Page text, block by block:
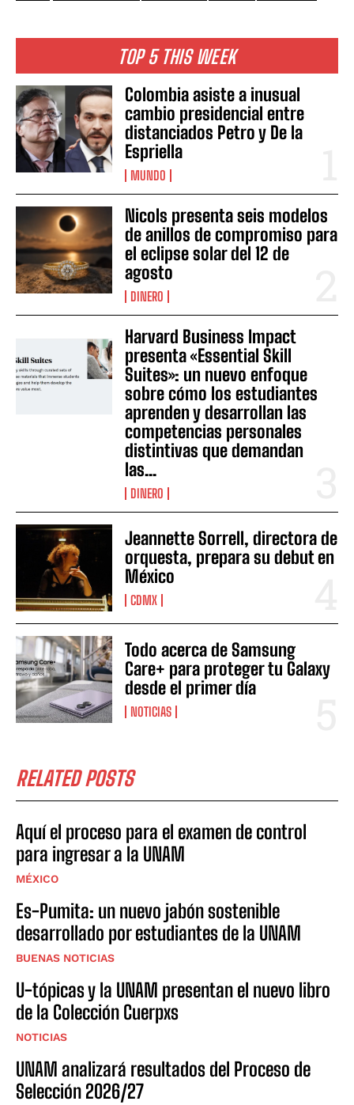
TOP 5 THIS WEEK
Colombia asiste a inusual
cambio presidencial entre
distanciados Petro y De la
Espriella
MUNDO
Nicols presenta seis modelos
de anillos de compromiso para
el eclipse solar del 12 de
agosto
DINERO
Harvard Business Impact
presenta «Essential Skill
Suites»: un nuevo enfoque
sobre cómo los estudiantes
aprenden y desarrollan las
competencias personales
distintivas que demandan
las...
DINERO
Jeannette Sorrell, directora de
orquesta, prepara su debut en
México
CDMX
Todo acerca de Samsung
Care+ para proteger tu Galaxy
desde el primer día
NOTICIAS
RELATED POSTS
Aquí el proceso para el examen de control
para ingresar a la UNAM
MÉXICO
Es-Pumita: un nuevo jabón sostenible
desarrollado por estudiantes de la UNAM
BUENAS NOTICIAS
U-tópicas y la UNAM presentan el nuevo libro
de la Colección Cuerpxs
NOTICIAS
UNAM analizará resultados del Proceso de
Selección 2026/27